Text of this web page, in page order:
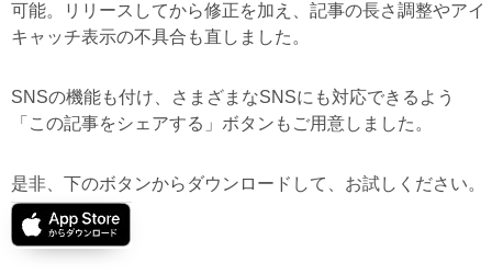
可能。リリースしてから修正を加え、記事の長さ調整やアイ
キャッチ表示の不具合も直しました。
SNSの機能も付け、さまざまなSNSにも対応できるよう
「この記事をシェアする」ボタンもご用意しました。
是非、下のボタンからダウンロードして、お試しください。